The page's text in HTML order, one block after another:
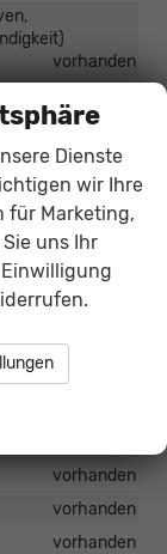
vorhanden
vorhanden
vorhanden
vorhanden
vorhanden
vorhanden
vorhanden
vorhanden
vorhanden
vorhanden
vorhanden
vorhanden
Dienste
wir Ihre
für Marketing,
uns Ihr